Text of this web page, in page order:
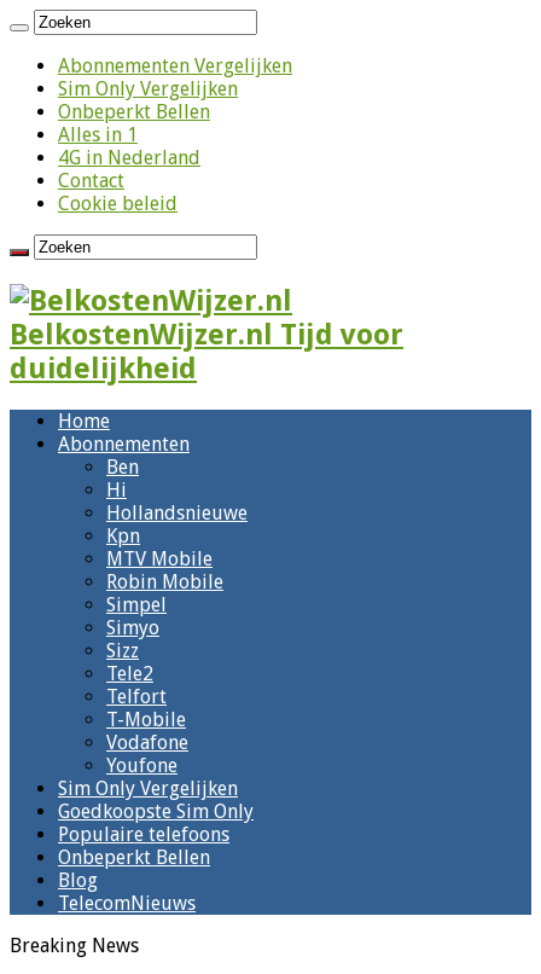
Abonnementen Vergelijken
Sim Only Vergelijken
Onbeperkt Bellen
Alles in 1
4G in Nederland
Contact
Cookie beleid
BelkostenWijzer.nl Tijd voor
duidelijkheid
Home
Abonnementen
Ben
Hi
Hollandsnieuwe
Kpn
MTV Mobile
Robin Mobile
Simpel
Simyo
Sizz
Tele2
Telfort
T-Mobile
Vodafone
Youfone
Sim Only Vergelijken
Goedkoopste Sim Only
Populaire telefoons
Onbeperkt Bellen
Blog
TelecomNieuws
Breaking News